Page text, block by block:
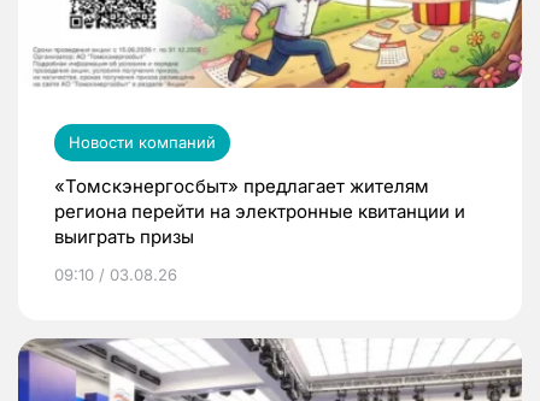
Новости компаний
«Томскэнергосбыт» предлагает жителям
региона перейти на электронные квитанции и
выиграть призы
09:10 / 03.08.26